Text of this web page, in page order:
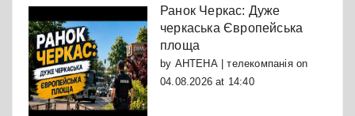
Ранок Черкас: Дуже
черкаська Європейська
площа
by АНТЕНА | телекомпаніяon
04.08.2026 at 14:40